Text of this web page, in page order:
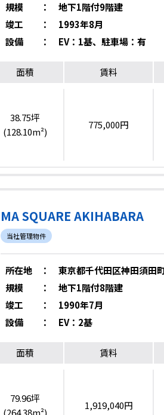
規模
：
地下1階付9階建
竣工
：
1993年8月
設備
： EV：1基、駐車場：有
面積 賃料
38.75坪
(128.10m²)
775,000円
MA SQUARE AKIHABARA
当社管理物件
所在地 ：
東京都千代田区神田須田
規模
：
地下1階付8階建
竣工
：
1990年7月
設備
： EV：2基
面積 賃料
79.96坪
(264.38m²)
1,919,040円